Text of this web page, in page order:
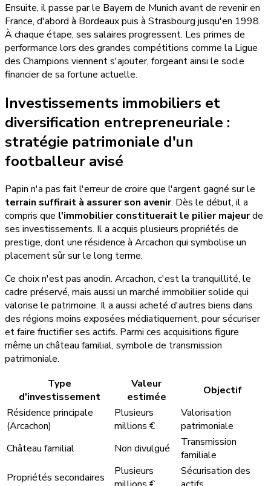
Ensuite, il passe par le Bayern de Munich avant de revenir en
France, d'abord à Bordeaux puis à Strasbourg jusqu'en 1998.
À chaque étape, ses salaires progressent. Les primes de
performance lors des grandes compétitions comme la Ligue
des Champions viennent s'ajouter, forgeant ainsi le socle
financier de sa fortune actuelle.
Investissements immobiliers et
diversification entrepreneuriale :
stratégie patrimoniale d'un
footballeur avisé
Papin n'a pas fait l'erreur de croire que l'argent gagné sur le
terrain suffirait à assurer son avenir. Dès le début, il a
compris que l'immobilier constituerait le pilier majeurde
ses investissements. Il a acquis plusieurs propriétés de
prestige, dont une résidence à Arcachon qui symbolise un
placement sûr sur le long terme.
Ce choix n'est pas anodin. Arcachon, c'est la tranquillité, le
cadre préservé, mais aussi un marché immobilier solide qui
valorise le patrimoine. Il a aussi acheté d'autres biens dans
des régions moins exposées médiatiquement, pour sécuriser
et faire fructifier ses actifs. Parmi ces acquisitions figure
même un château familial, symbole de transmission
patrimoniale.
Type
d'investissement
Valeur
estimée
Objectif
Résidence principale
(Arcachon)
Plusieurs
millions €
Valorisation
patrimoniale
Château familial
Non divulgué
Transmission
familiale
Propriétés secondaires
Plusieurs
Sécurisation des